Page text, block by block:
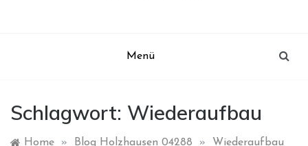
Menü
Schlagwort: Wiederaufbau
Home » Blog Holzhausen 04288 » Wiederaufbau